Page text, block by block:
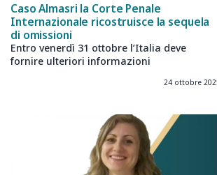
Caso Almasri la Corte Penale
Internazionale ricostruisce la sequela
di omissioni
Entro venerdì 31 ottobre l’Italia deve
fornire ulteriori informazioni
24 ottobre